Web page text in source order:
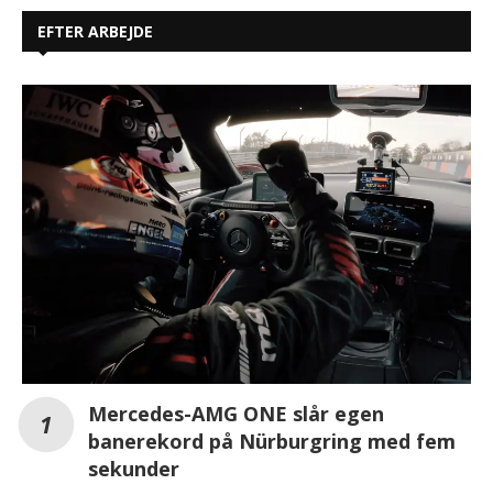
EFTER ARBEJDE
Mercedes-AMG ONE slår egen
banerekord på Nürburgring med fem
sekunder